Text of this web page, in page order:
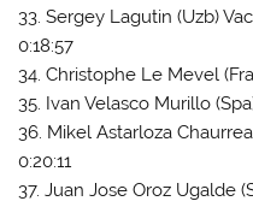
33. Sergey Lagutin (Uzb)
0:18:57
34. Christophe Le Mevel
35. Ivan Velasco Murillo
36. Mikel Astarloza
0:20:11
37. Juan Jose Oroz Ugalde